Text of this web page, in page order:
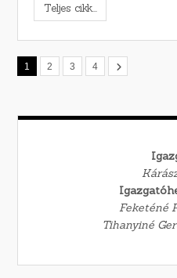
Teljes cikk...
1 2 3 4
Feketéné
Tihanyiné